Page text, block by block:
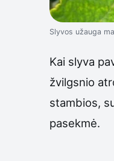
Slyvos užauga
Kai slyva
žvilgsnio
stambios,
pasekmė.